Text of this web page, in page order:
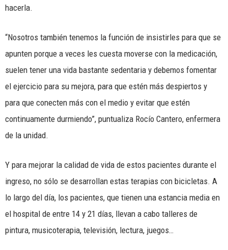
hacerla.
“Nosotros también tenemos la función de insistirles para que se
apunten porque a veces les cuesta moverse con la medicación,
suelen tener una vida bastante sedentaria y debemos fomentar
el ejercicio para su mejora, para que estén más despiertos y
para que conecten más con el medio y evitar que estén
continuamente durmiendo”, puntualiza Rocío Cantero, enfermera
de la unidad.
Y para mejorar la calidad de vida de estos pacientes durante el
ingreso, no sólo se desarrollan estas terapias con bicicletas. A
lo largo del día, los pacientes, que tienen una estancia media en
el hospital de entre 14 y 21 días, llevan a cabo talleres de
pintura, musicoterapia, televisión, lectura, juegos…